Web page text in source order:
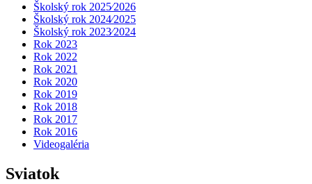
Školský rok 2025⁄2026
Školský rok 2024⁄2025
Školský rok 2023⁄2024
Rok 2023
Rok 2022
Rok 2021
Rok 2020
Rok 2019
Rok 2018
Rok 2017
Rok 2016
Videogaléria
Sviatok